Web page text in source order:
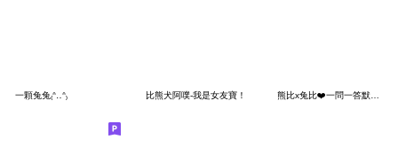
一顆兔兔₍ᐢ‥ᐢ₎ 比熊犬阿噗-我是女友寶！ 熊比x兔比❤️一問一答默契好 (兔比版)